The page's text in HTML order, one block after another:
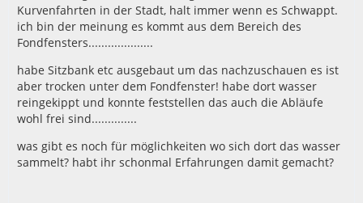
Kurvenfahrten in der Stadt, halt immer wenn es Schwappt.
ich bin der meinung es kommt aus dem Bereich des
Fondfensters....................
habe Sitzbank etc ausgebaut um das nachzuschauen es ist
aber trocken unter dem Fondfenster! habe dort wasser
reingekippt und konnte feststellen das auch die Abläufe
wohl frei sind..............
was gibt es noch für möglichkeiten wo sich dort das wasser
sammelt? habt ihr schonmal Erfahrungen damit gemacht?